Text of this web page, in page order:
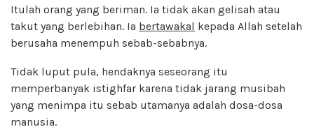
Itulah orang yang beriman. Ia tidak akan gelisah atau
takut yang berlebihan. Ia bertawakal kepada Allah setelah
berusaha menempuh sebab-sebabnya.
Tidak luput pula, hendaknya seseorang itu
memperbanyak istighfar karena tidak jarang musibah
yang menimpa itu sebab utamanya adalah dosa-dosa
manusia.